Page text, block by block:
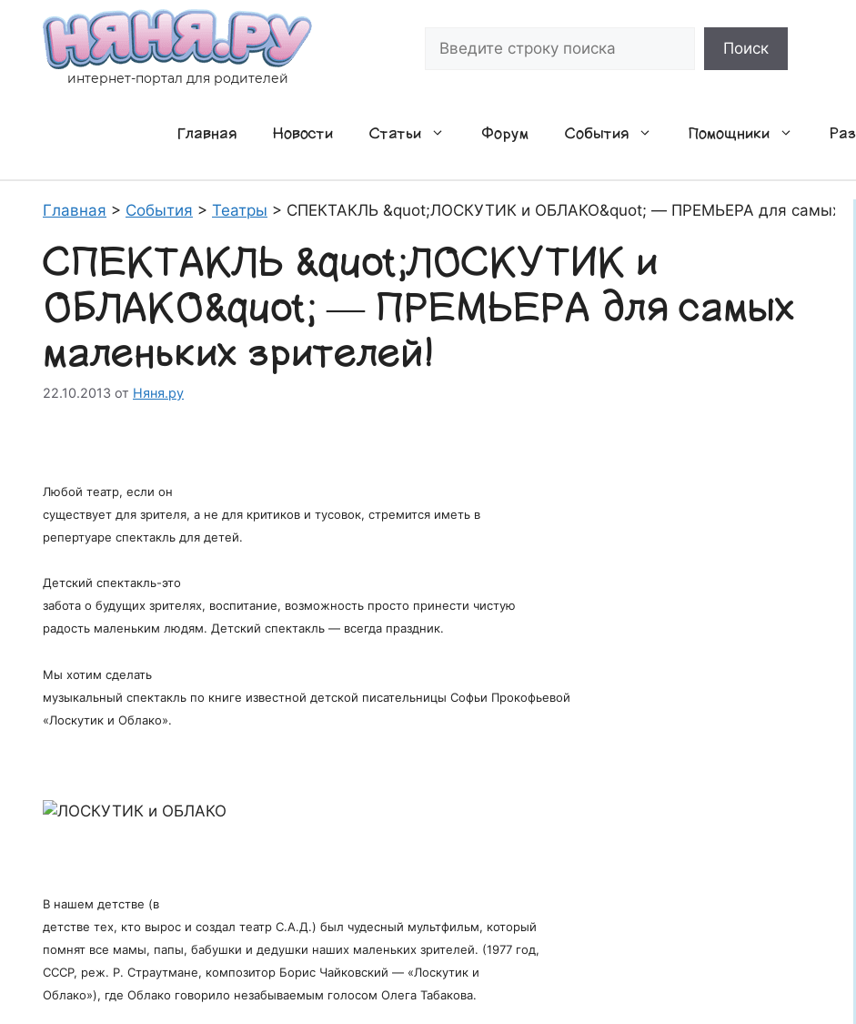
содержимому
интернет-портал для родителей
Поиск
Главная Новости Статьи Форум События Помощники
Главная > События > Театры > СПЕКТАКЛЬ &quot;ЛОСКУТИК и ОБЛАКО&quot; — ПРЕМЬЕРА для самых
СПЕКТАКЛЬ &quot;ЛОСКУТИК и
ОБЛАКО&quot; — ПРЕМЬЕРА для самых
маленьких зрителей!
22.10.2013 от Няня.ру
Любой театр, если он
существует для зрителя, а не для критиков и тусовок, стремится иметь в
репертуаре спектакль для детей.
Детский спектакль-это
забота о будущих зрителях, воспитание, возможность просто принести чистую
радость маленьким людям. Детский спектакль — всегда праздник.
Мы хотим сделать
музыкальный спектакль по книге известной детской писательницы Софьи Прокофьевой
«Лоскутик и Облако».
В нашем детстве (в
детстве тех, кто вырос и создал театр С.А.Д.) был чудесный мультфильм, который
помнят все мамы, папы, бабушки и дедушки наших маленьких зрителей. (1977 год,
СССР, реж. Р. Страутмане, композитор Борис Чайковский — «Лоскутик и
Облако»), где Облако говорило незабываемым голосом Олега Табакова.